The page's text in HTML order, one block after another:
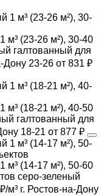
м³ (23-26 м²), 30-40
галтованный для
Дону 23-26 от 831 ₽
м³ (18-21 м²), 40-50
галтованный для
18-21 от 877 ₽
м³ (14-17 м²), 50-60
серо-зеленый
м³ г. Ростов-на-Дону